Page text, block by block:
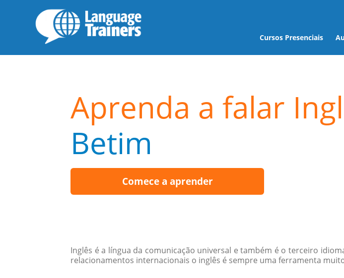
Cursos Presenciais
Aprenda a falar
Betim
Comece a aprender
Inglês é a língua da comunicação universal e também é o terceiro
relacionamentos internacionais o inglês é sempre uma ferramenta